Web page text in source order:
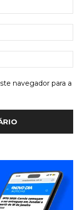
navegador para a